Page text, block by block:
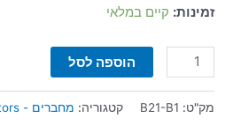
זמינות: קיים במלאי
הוספה לסל
מק"ט: B21-B1 קטגוריה: מחברים - Connectors